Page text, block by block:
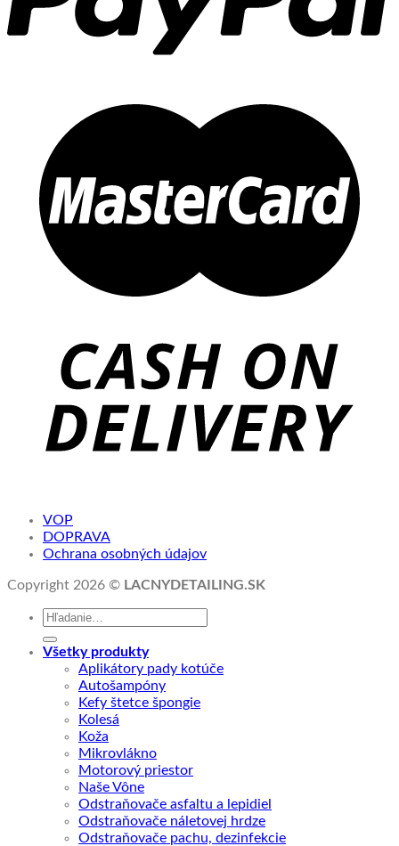
VOP
DOPRAVA
Ochrana osobných údajov
Copyright 2026 © LACNYDETAILING.SK
Hľadať:
Všetky produkty
Aplikátory pady kotúče
Autošampóny
Kefy štetce špongie
Kolesá
Koža
Mikrovlákno
Motorový priestor
Naše Vône
Odstraňovače asfaltu a lepidiel
Odstraňovače náletovej hrdze
Odstraňovače pachu, dezinfekcie